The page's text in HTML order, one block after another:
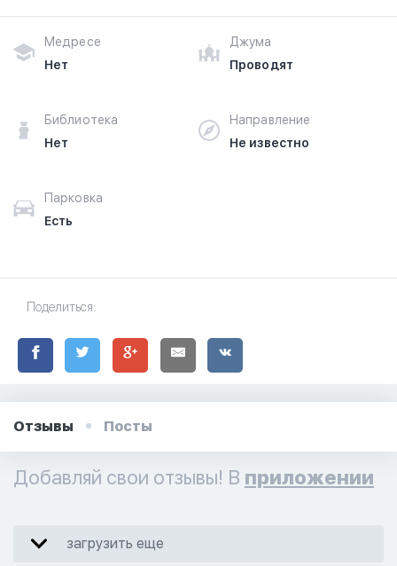
Медресе
Нет
Джума
Проводят
Библиотека
Нет
Направление
Не известно
Парковка
Есть
Поделиться:
Отзывы Посты
Добавляй свои отзывы! В приложении
загрузить еще